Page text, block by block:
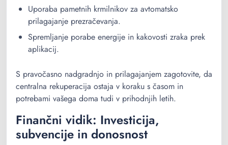
Uporaba pametnih krmilnikov za avtomatsko
prilagajanje prezračevanja.
Spremljanje porabe energije in kakovosti zraka prek
aplikacij.
S pravočasno nadgradnjo in prilagajanjem zagotovite, da
centralna rekuperacija ostaja v koraku s časom in
potrebami vašega doma tudi v prihodnjih letih.
Finančni vidik: Investicija,
subvencije in donosnost